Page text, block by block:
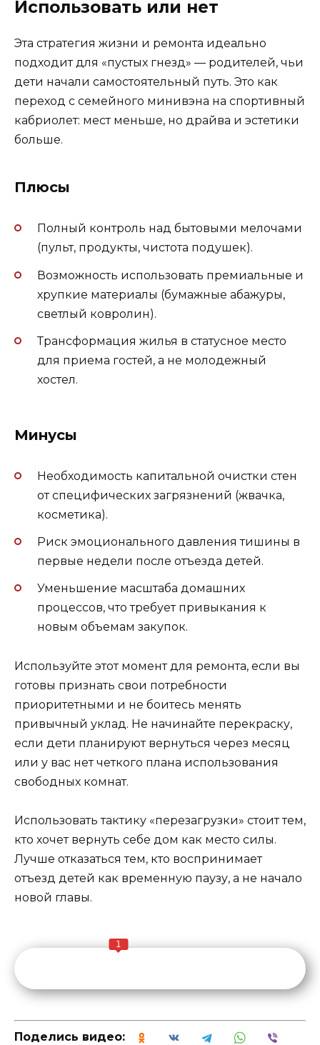
Использовать или нет
Эта стратегия жизни и ремонта идеально
подходит для «пустых гнезд» — родителей, чьи
дети начали самостоятельный путь. Это как
переход с семейного минивэна на спортивный
кабриолет: мест меньше, но драйва и эстетики
больше.
Плюсы
Полный контроль над бытовыми мелочами
(пульт, продукты, чистота подушек).
Возможность использовать премиальные и
хрупкие материалы (бумажные абажуры,
светлый ковролин).
Трансформация жилья в статусное место
для приема гостей, а не молодежный
хостел.
Минусы
Необходимость капитальной очистки стен
от специфических загрязнений (жвачка,
косметика).
Риск эмоционального давления тишины в
первые недели после отъезда детей.
Уменьшение масштаба домашних
процессов, что требует привыкания к
новым объемам закупок.
Используйте этот момент для ремонта, если вы
готовы признать свои потребности
приоритетными и не боитесь менять
привычный уклад. Не начинайте перекраску,
если дети планируют вернуться через месяц
или у вас нет четкого плана использования
свободных комнат.
Использовать тактику «перезагрузки» стоит тем,
кто хочет вернуть себе дом как место силы.
Лучше отказаться тем, кто воспринимает
отъезд детей как временную паузу, а не начало
новой главы.
1
Поделись видео: